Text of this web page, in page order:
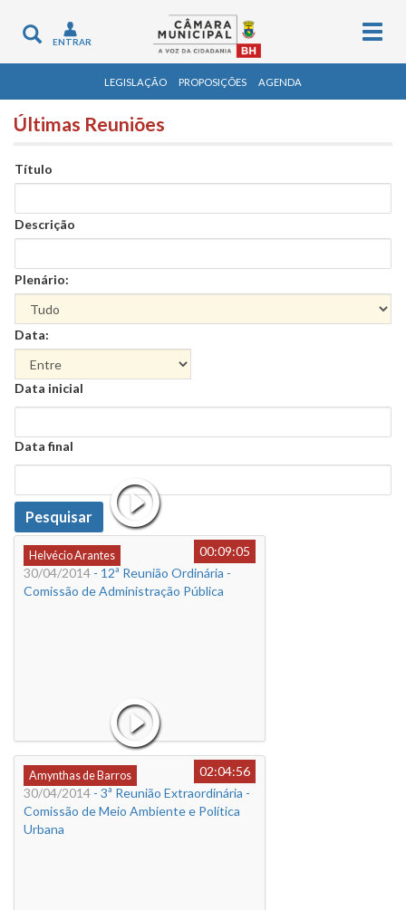
Toggle
navigation
ENTRAR
LEGISLAÇÃO PROPOSIÇÕES AGENDA
Últimas Reuniões
Título
Descrição
Plenário:
Data:
Data
Data inicial
Data
Data final
Data
Pesquisar
Helvécio Arantes
00:09:05
30/04/2014 - 12ª Reunião Ordinária -
Comissão de Administração Pública
Amynthas de Barros
02:04:56
30/04/2014 - 3ª Reunião Extraordinária -
Comissão de Meio Ambiente e Política
Urbana